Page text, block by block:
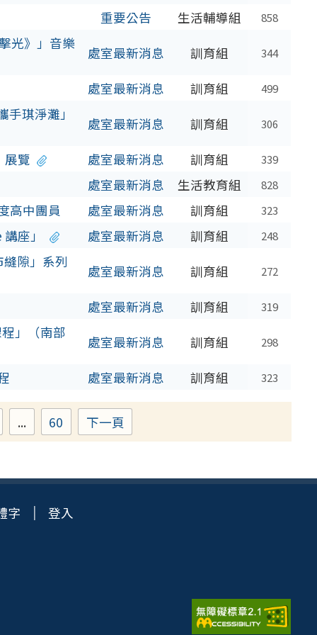
重要公告 生活輔導組 858
光》」音樂
處室最新消息 訓育組 344
處室最新消息 訓育組 499
琪淨灘」
處室最新消息 訓育組 306
展覽 處室最新消息 訓育組 339
處室最新消息 生活教育組 828
高中團員 處室最新消息 訓育組 323
座」 處室最新消息 訓育組 248
隙」系列
處室最新消息 訓育組 272
處室最新消息 訓育組 319
」（南部
處室最新消息 訓育組 298
處室最新消息 訓育組 323
... Page
60 下一頁
字 登入